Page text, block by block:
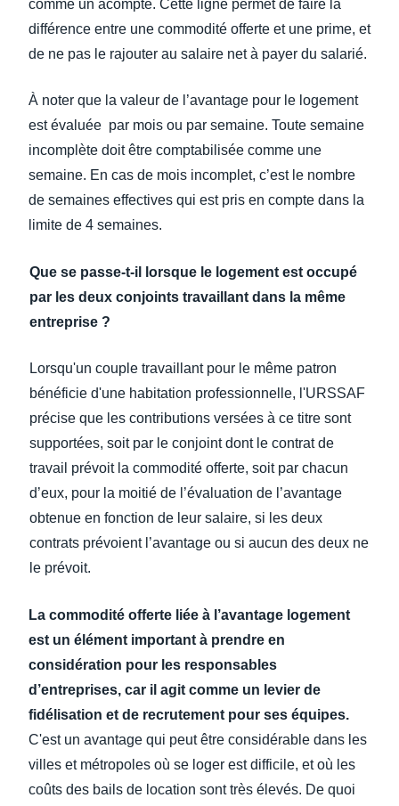
comme un acompte. Cette ligne permet de faire la
différence entre une commodité offerte et une prime, et
de ne pas le rajouter au salaire net à payer du salarié.
À noter que la valeur de l’avantage pour le logement
est évaluée par mois ou par semaine. Toute semaine
incomplète doit être comptabilisée comme une
semaine. En cas de mois incomplet, c’est le nombre
de semaines effectives qui est pris en compte dans la
limite de 4 semaines.
Que se passe-t-il lorsque le logement est occupé
par les deux conjoints travaillant dans la même
entreprise ?
Lorsqu'un couple travaillant pour le même patron
bénéficie d'une habitation professionnelle, l'URSSAF
précise que les contributions versées à ce titre sont
supportées, soit par le conjoint dont le contrat de
travail prévoit la commodité offerte, soit par chacun
d’eux, pour la moitié de l’évaluation de l’avantage
obtenue en fonction de leur salaire, si les deux
contrats prévoient l’avantage ou si aucun des deux ne
le prévoit.
La commodité offerte liée à l’avantage logement
est un élément important à prendre en
considération pour les responsables
d’entreprises, car il agit comme un levier de
fidélisation et de recrutement pour ses équipes.
C'est un avantage qui peut être considérable dans les
villes et métropoles où se loger est difficile, et où les
coûts des bails de location sont très élevés. De quoi